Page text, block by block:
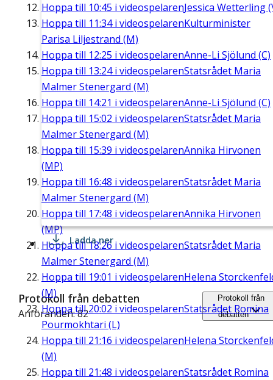
Hoppa till 10:45 i videospelarenJessica Wetterling
Hoppa till 11:34i videospelarenKulturminister
Parisa Liljestrand (M)
Hoppa till 12:25 i videospelarenAnne-Li Sjölund (C)
Hoppa till 13:24i videospelarenStatsrådet Maria
Malmer Stenergard (M)
Hoppa till 14:21 i videospelarenAnne-Li Sjölund (C)
Hoppa till 15:02 i videospelarenStatsrådet Maria
Malmer Stenergard (M)
Hoppa till 15:39 i videospelarenAnnika Hirvonen
(MP)
Hoppa till 16:48 i videospelarenStatsrådet Maria
Malmer Stenergard (M)
Hoppa till 17:48 i videospelarenAnnika Hirvonen
(MP)
Hoppa till18:26 i videospelarenStatsrådet Maria
Malmer Stenergard (M)
Hoppa till 19:01 i videospelarenHelena
(M)
Hoppa till20:02 i videospelarenStatsrådet Romina
Pourmokhtari (L)
Hoppa till 21:16 i videospelarenHelena
(M)
Hoppa till 21:48 i videospelarenStatsrådet Romina
Ladda ner
Protokoll från debatten
Anföranden: 82
Protokoll från
debatten